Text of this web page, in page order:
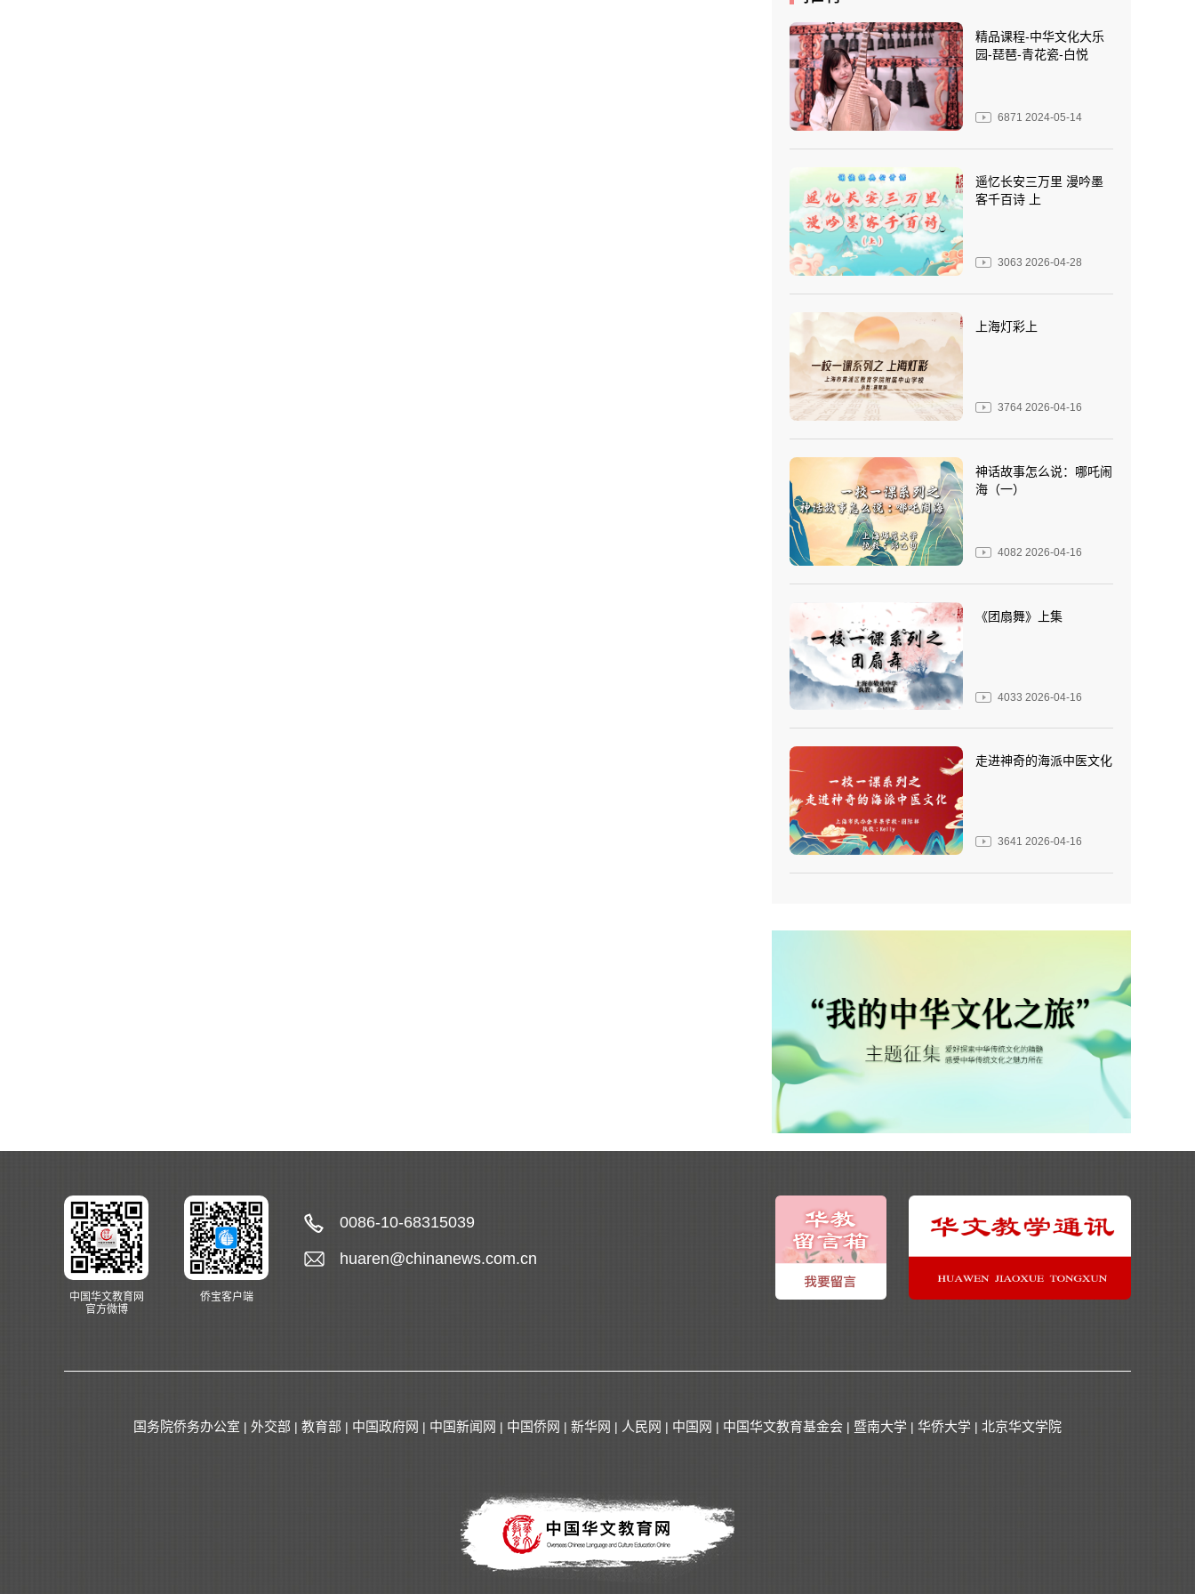
精品课程-中华文化大乐
园-琵琶-青花瓷-白悦
6871 2024-05-14
遥忆长安三万里 漫吟墨
客千百诗 上
3063 2026-04-28
上海灯彩上
3764 2026-04-16
神话故事怎么说：哪吒闹
海（一）
4082 2026-04-16
《团扇舞》上集
4033 2026-04-16
走进神奇的海派中医文化
3641 2026-04-16
中国华文教育网
官方微博
侨宝客户端
0086-10-68315039
huaren@chinanews.com.cn
国务院侨务办公室 | 外交部 | 教育部 | 中国政府网 | 中国新闻网 | 中国侨网 | 新华网 | 人民网 | 中国网 | 中国华文教育基金会 | 暨南大学 | 华侨大学 | 北京华文学院